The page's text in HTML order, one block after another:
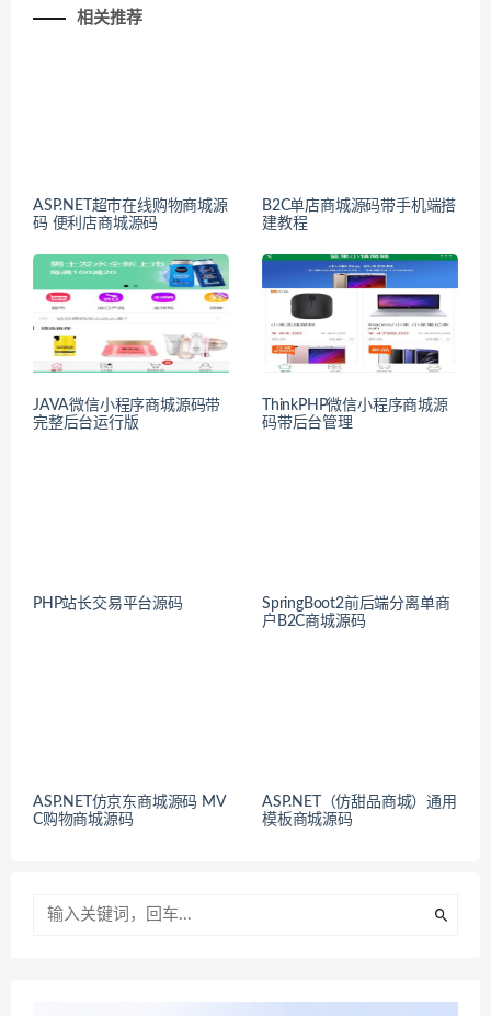
相关推荐
ASP.NET超市在线购物商城源
码 便利店商城源码
B2C单店商城源码带手机端搭
建教程
JAVA微信小程序商城源码带
完整后台运行版
ThinkPHP微信小程序商城源
码带后台管理
PHP站长交易平台源码
SpringBoot2前后端分离单商
户B2C商城源码
ASP.NET仿京东商城源码 MV
C购物商城源码
ASP.NET（仿甜品商城）通用
模板商城源码